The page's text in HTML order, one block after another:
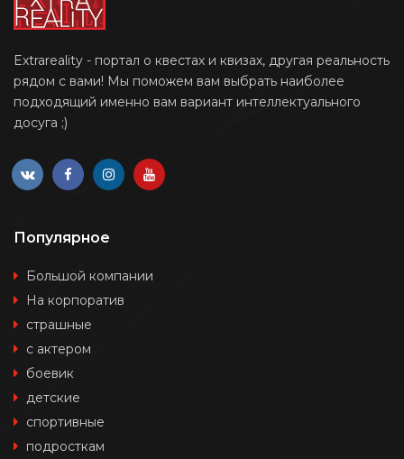
Extrareality - портал о квестах и квизах, другая реальность
рядом с вами! Мы поможем вам выбрать наиболее
подходящий именно вам вариант интеллектуального
досуга ;)
Популярное
Большой компании
На корпоратив
страшные
с актером
боевик
детские
спортивные
подросткам